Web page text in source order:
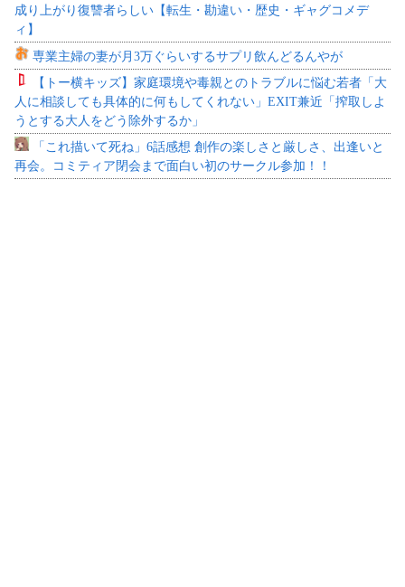
成り上がり復讐者らしい【転生・勘違い・歴史・ギャグコメデ
ィ】
専業主婦の妻が月3万ぐらいするサプリ飲んどるんやが
【トー横キッズ】家庭環境や毒親とのトラブルに悩む若者「大
人に相談しても具体的に何もしてくれない」EXIT兼近「搾取しよ
うとする大人をどう除外するか」
「これ描いて死ね」6話感想 創作の楽しさと厳しさ、出逢いと
再会。コミティア閉会まで面白い初のサークル参加！！